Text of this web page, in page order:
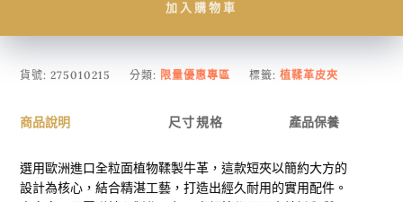
加入購物車
貨號:275010215 分類: 限量優惠專區 標籤:植鞣革皮夾
商品說明 尺寸規格 產品保養
選用歐洲進口全粒面植物鞣製牛革，這款短夾以簡約大方的
設計為核心，結合精湛工藝，打造出經久耐用的實用配件。